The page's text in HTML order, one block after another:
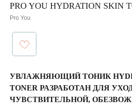
PRO YOU HYDRATION SKIN
Pro You
УВЛАЖНЯЮЩИЙ ТОНИК
TONER РАЗРАБОТАН ДЛЯ
ЧУВСТВИТЕЛЬНОЙ,